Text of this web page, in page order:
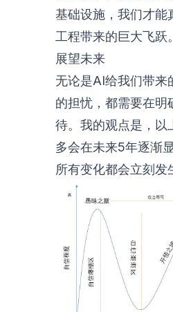
基础设施，我们才能
工程带来的巨大飞跃。
展望未来
无论是AI给我们带来
的担忧，都需要在明
待。我的观点是，以
多会在未来5年逐渐
所有变化都会立刻发